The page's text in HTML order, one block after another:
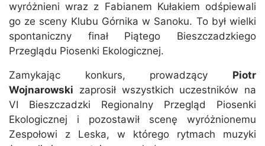
wyróżnieni wraz z Fabianem Kułakiem odśpiewali
go ze sceny Klubu Górnika w Sanoku. To był wielki
spontaniczny finał Piątego Bieszczadzkiego
Przeglądu Piosenki Ekologicznej.
Zamykając konkurs, prowadzący Piotr
Wojnarowski zaprosił wszystkich uczestników na
VI Bieszczadzki Regionalny Przegląd Piosenki
Ekologicznej i pozostawił scenę wyróżnionemu
Zespołowi z Leska, w którego rytmach muzyki